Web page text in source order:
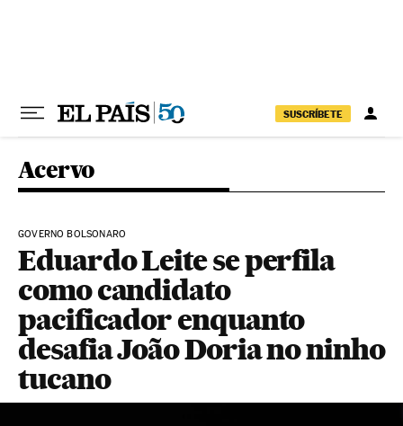
SUSCRÍBETE
Acervo
GOVERNO BOLSONARO
Eduardo Leite se perfila
como candidato
pacificador enquanto
desafia João Doria no ninho
tucano